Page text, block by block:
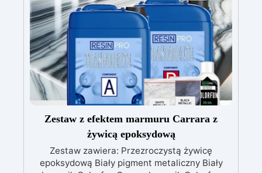
Zestaw z efektem marmuru Carrara z
żywicą epoksydową
Zestaw zawiera: Przezroczystą żywicę
epoksydową Biały pigment metaliczny Biały